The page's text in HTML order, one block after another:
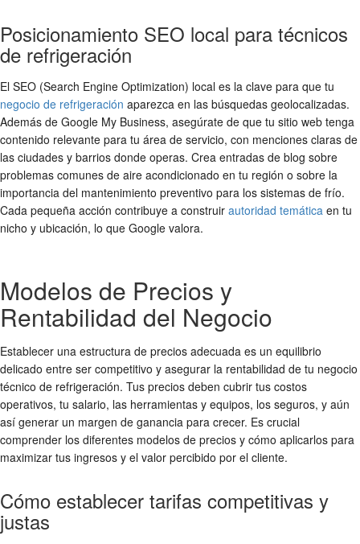
Posicionamiento SEO local para técnicos
de refrigeración
El SEO (Search Engine Optimization) local es la clave para que tu
negocio de refrigeración aparezca en las búsquedas geolocalizadas.
Además de Google My Business, asegúrate de que tu sitio web tenga
contenido relevante para tu área de servicio, con menciones claras de
las ciudades y barrios donde operas. Crea entradas de blog sobre
problemas comunes de aire acondicionado en tu región o sobre la
importancia del mantenimiento preventivo para los sistemas de frío.
Cada pequeña acción contribuye a construir autoridad temática en tu
nicho y ubicación, lo que Google valora.
Modelos de Precios y
Rentabilidad del Negocio
Establecer una estructura de precios adecuada es un equilibrio
delicado entre ser competitivo y asegurar la rentabilidad de tu negocio
técnico de refrigeración. Tus precios deben cubrir tus costos
operativos, tu salario, las herramientas y equipos, los seguros, y aún
así generar un margen de ganancia para crecer. Es crucial
comprender los diferentes modelos de precios y cómo aplicarlos para
maximizar tus ingresos y el valor percibido por el cliente.
Cómo establecer tarifas competitivas y
justas